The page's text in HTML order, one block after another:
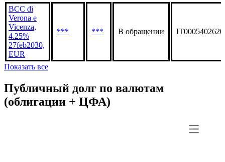
BCC di
Verona e
Vicenza,
4.25%
27feb2030,
EUR
*** *** В обращении IT0005402620
Показать все
Публичный долг по валютам
(облигации + ЦФА)